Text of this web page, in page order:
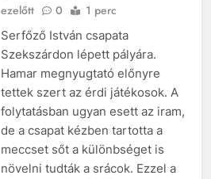
ezelőtt
0 1 perc
Serfőző István csapata
Szekszárdon lépett pályára.
Hamar megnyugtató előnyre
tettek szert az érdi játékosok. A
folytatásban ugyan esett az iram,
de a csapat kézben tartotta a
meccset sőt a különbséget is
növelni tudták a srácok. Ezzel a